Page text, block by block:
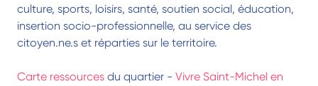
culture, sports, loisirs, santé, soutien social, éducation,
insertion socio-professionnelle, au service des
citoyen.ne.s et réparties sur le territoire.
Carte ressources du quartier - Vivre Saint-Michel en